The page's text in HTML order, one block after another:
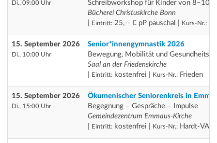
Di., 09:00 Uhr
Schreibworkshop für Kinder von 8–10
Bücherei Christuskirche Bonn
Eintritt: 25,-- € pP pauschal | Kurs-Nr.:
15. September 2026
Di., 10:00 Uhr
Senior*innengymnastik 2026
Bewegung, Mobilität und
Saal an der Friedenskirche
Eintritt: kostenfrei | Kurs-Nr.: Frieden
15. September 2026
Di., 15:00 Uhr
Ökumenischer Seniorenkreis in
Begegnung – Gespräche – Impulse
Gemeindezentrum Emmaus-Kirche
Eintritt: kostenfrei | Kurs-Nr.: Hardt-VA